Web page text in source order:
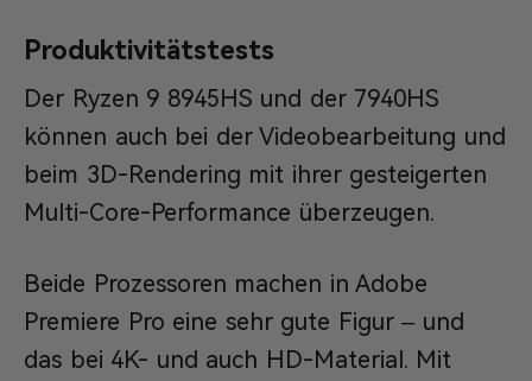
Produktivitätstests
Der Ryzen 9 8945HS und der 7940HS
können auch bei der Videobearbeitung und
beim 3D-Rendering mit ihrer gesteigerten
Multi-Core-Performance überzeugen.
Beide Prozessoren machen in Adobe
Premiere Pro eine sehr gute Figur – und
das bei 4K- und auch HD-Material. Mit